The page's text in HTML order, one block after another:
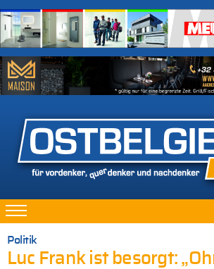
Politik
Luc Frank ist besorgt: